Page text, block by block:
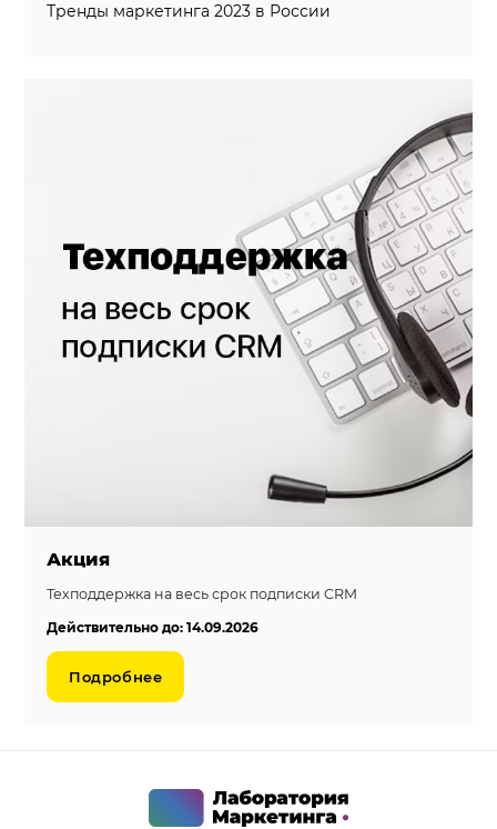
Тренды маркетинга 2023 в России
Акция
Техподдержка на веcь срок подписки CRM
Действительно до: 14.09.2026
Подробнее